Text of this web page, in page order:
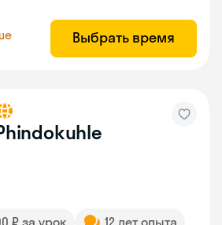
Выбрать время
₽ за урок 12 лет опыта